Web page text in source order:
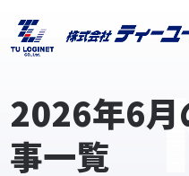
2026年6月
事一覧